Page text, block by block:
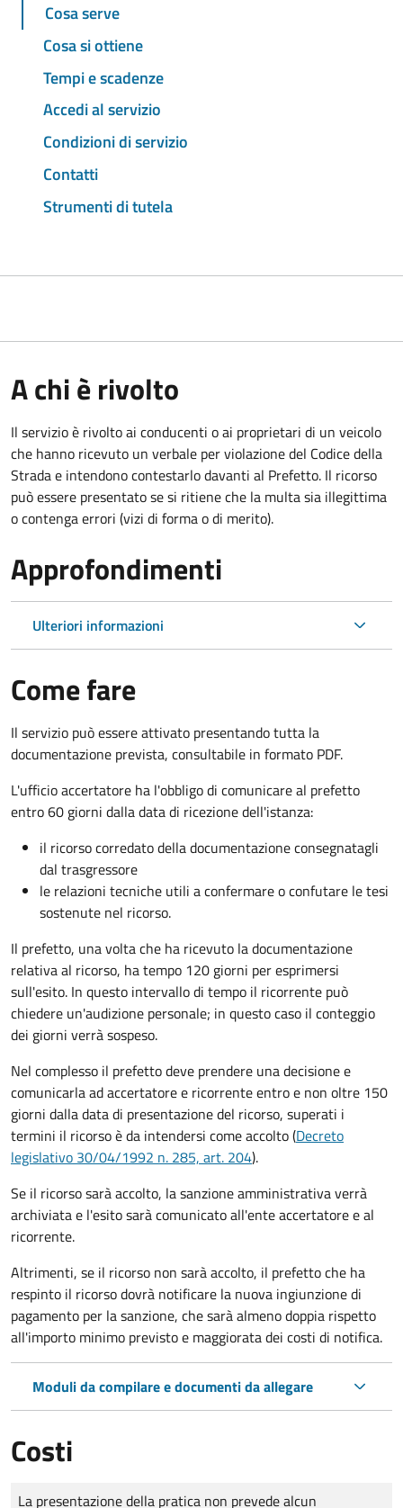
Cosa serve
Cosa si ottiene
Tempi e scadenze
Accedi al servizio
Condizioni di servizio
Contatti
Strumenti di tutela
A chi è rivolto
Il servizio è rivolto ai conducenti o ai proprietari di un veicolo
che hanno ricevuto un verbale per violazione del Codice della
Strada e intendono contestarlo davanti al Prefetto. Il ricorso
può essere presentato se si ritiene che la multa sia illegittima
o contenga errori (vizi di forma o di merito).
Approfondimenti
Ulteriori informazioni
Come fare
Il servizio può essere attivato presentando tutta la
documentazione prevista, consultabile in formato PDF.
L'ufficio accertatore ha l'obbligo di comunicare al prefetto
entro 60 giorni dalla data di ricezione dell'istanza:
il ricorso corredato della documentazione consegnatagli
dal trasgressore
le relazioni tecniche utili a confermare o confutare le tesi
sostenute nel ricorso.
Il prefetto, una volta che ha ricevuto la documentazione
relativa al ricorso, ha tempo 120 giorni per esprimersi
sull'esito. In questo intervallo di tempo il ricorrente può
chiedere un'audizione personale; in questo caso il conteggio
dei giorni verrà sospeso.
Nel complesso il prefetto deve prendere una decisione e
comunicarla ad accertatore e ricorrente entro e non oltre 150
giorni dalla data di presentazione del ricorso, superati i
termini il ricorso è da intendersi come accolto (Decreto
legislativo 30/04/1992 n. 285, art. 204).
Se il ricorso sarà accolto, la sanzione amministrativa verrà
archiviata e l'esito sarà comunicato all'ente accertatore e al
ricorrente.
Altrimenti, se il ricorso non sarà accolto, il prefetto che ha
respinto il ricorso dovrà notificare la nuova ingiunzione di
pagamento per la sanzione, che sarà almeno doppia rispetto
all'importo minimo previsto e maggiorata dei costi di notifica.
Moduli da compilare e documenti da allegare
Costi
Tipo di pagamento
Importo
La presentazione della pratica non prevede alcun